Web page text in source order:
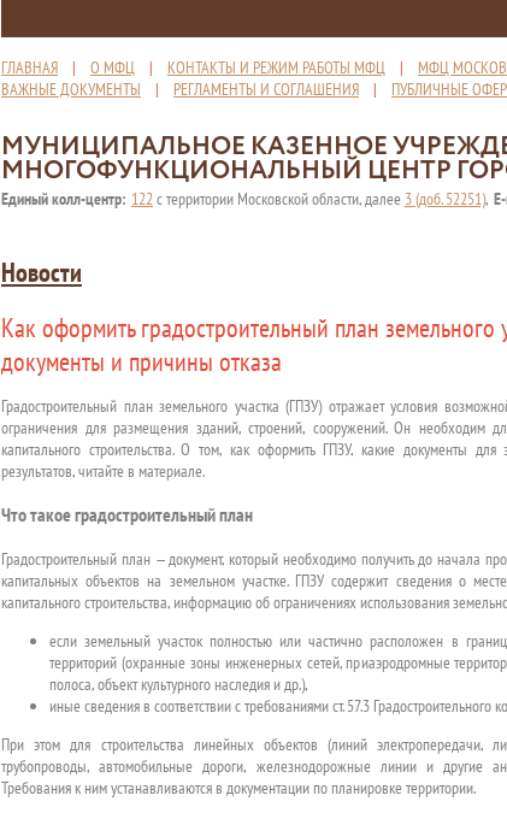
ГЛАВНАЯ | О МФЦ | КОНТАКТЫ И РЕЖИМ РАБОТЫ МФЦ | МФЦ
ВАЖНЫЕ ДОКУМЕНТЫ | РЕГЛАМЕНТЫ И СОГЛАШЕНИЯ | ПУБЛИЧНЫЕ
МУНИЦИПАЛЬНОЕ КАЗЕННОЕ
МНОГОФУНКЦИОНАЛЬНЫЙ ЦЕНТР
Единый колл-центр: 122с территории Московской области, далее 3 (доб. 52251),
Новости
Как оформить градостроительный план земельного
документы и причины отказа
Градостроительный план земельного участка (ГПЗУ) отражает условия
ограничения для размещения зданий, строений, сооружений. Он необходим
капитального строительства. О том, как оформить ГПЗУ, какие документы для
результатов, читайте в материале.
Что такое градостроительный план
Градостроительный план — документ, который необходимо получить до начала
капитальных объектов на земельном участке. ГПЗУ содержит сведения о
капитального строительства, информацию об ограничениях использования
если земельный участок полностью или частично расположен в
территорий (охранные зоны инженерных сетей, приаэродромные
полоса, объект культурного наследия и др.),
иные сведения в соответствии с требованиями ст. 57.3 Градостроительного
При этом для строительства линейных объектов (линий электропередачи,
трубопроводы, автомобильные дороги, железнодорожные линии и другие
Требования к ним устанавливаются в документации по планировке территории.